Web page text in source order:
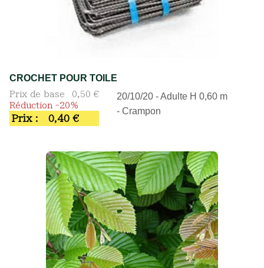
CROCHET POUR TOILE
Prix de base
0,50 €
Réduction -20%
Prix : 0,40 €
20/10/20 - Adulte H 0,60 m
- Crampon